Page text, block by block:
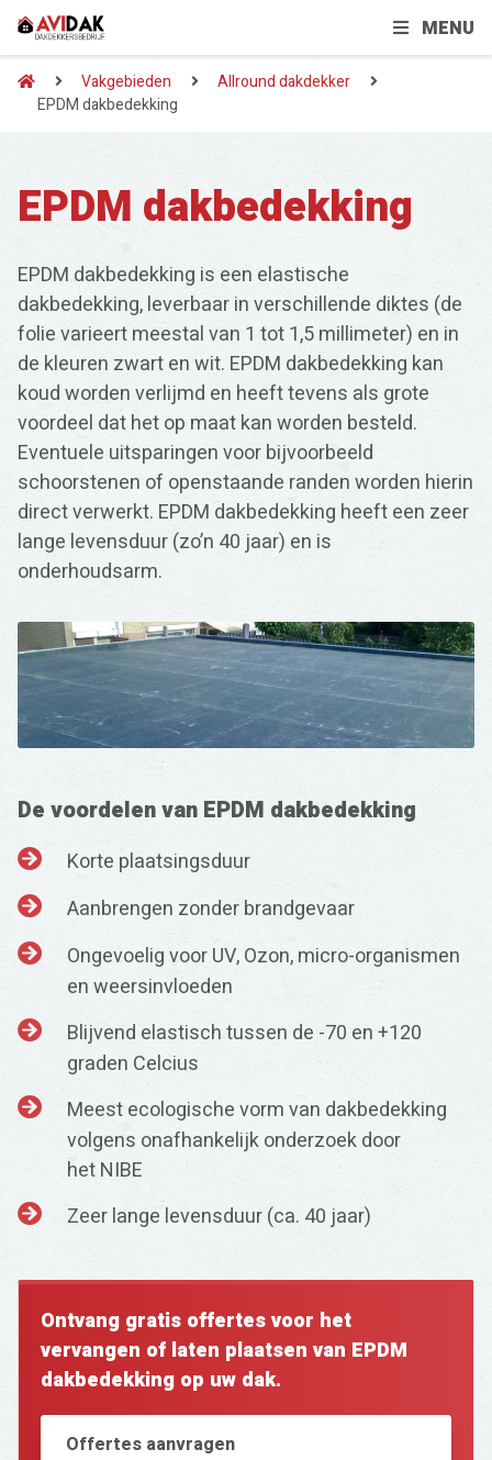
MENU
Vakgebieden
Allround dakdekker
EPDM dakbedekking
EPDM dakbedekking
EPDM dakbedekking is een elastische
dakbedekking, leverbaar in verschillende diktes (de
folie varieert meestal van 1 tot 1,5 millimeter) en in
de kleuren zwart en wit. EPDM dakbedekking kan
koud worden verlijmd en heeft tevens als grote
voordeel dat het op maat kan worden besteld.
Eventuele uitsparingen voor bijvoorbeeld
schoorstenen of openstaande randen worden hierin
direct verwerkt. EPDM dakbedekking heeft een zeer
lange levensduur (zo’n 40 jaar) en is
onderhoudsarm.
De voordelen van EPDM dakbedekking
Korte plaatsingsduur
Aanbrengen zonder brandgevaar
Ongevoelig voor UV, Ozon, micro-organismen
en weersinvloeden
Blijvend elastisch tussen de -70 en +120
graden Celcius
Meest ecologische vorm van dakbedekking
volgens onafhankelijk onderzoek door
het NIBE
Zeer lange levensduur (ca. 40 jaar)
Ontvang gratis offertes voor het
vervangen of laten plaatsen van EPDM
dakbedekking op uw dak.
Offertes aanvragen